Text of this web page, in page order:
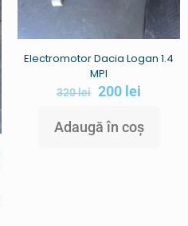
Electromotor Dacia Logan 1.4
MPI
320lei 200 lei
Adaugă în coș